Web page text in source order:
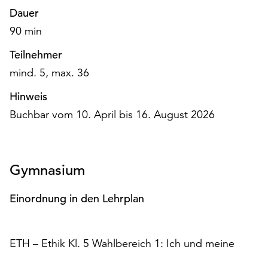
Sie
die
verwendeten
Cookies
anpassen,
erreichen
Sie
die
Einstellungen
„Auswählen“.
Weitere
Informationen
Sie
in
Dauer
90 min
Teilnehmer
mind. 5, max. 36
Hinweis
Buchbar vom 10. April bis 16. August 2026
Gymnasium
Einordnung in den Lehrplan
ETH – Ethik Kl. 5 Wahlbereich 1: Ich und meine